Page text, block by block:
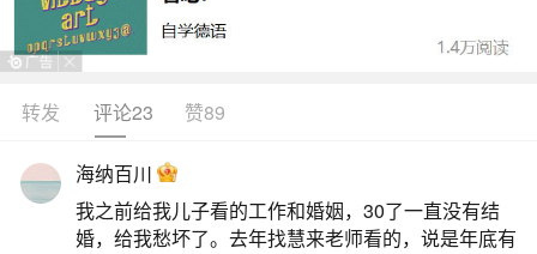
梦见大蟒蛇在马路中间，似乎是个忙碌的一
天，一直想要做点什麽有趣的事情。这两天想做的
事都有吉星笼罩，所以就大胆放手去做吧。而这两
心有隔阂的朋友回复旧缘的机会，大方一点邀请对
方出来吃个饭吧。爱情运也是大吉，心里思念的对
转发 评论23 赞89
海纳百川
我之前给我儿子看的工作和婚姻，30了一直没有结
婚，给我愁坏了。去年找慧来老师看的，说是年底有